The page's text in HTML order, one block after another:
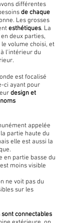
différentes
de chaque
Les grosses
esthétiques. La
deux parties,
le volume choisi, et
l'intérieur du
est focalisé
ci ayant pour
design et
appelée
partie haute du
elle est aussi la
en partie basse du
moins visible
ne voit pas du
sur les
connectables